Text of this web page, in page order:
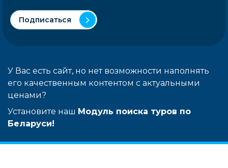
Подписаться
У Вас есть сайт, но нет возможности наполнять
его качественным контентом с актуальными
ценами?
Установите наш Модуль поиска туров по
Беларуси!